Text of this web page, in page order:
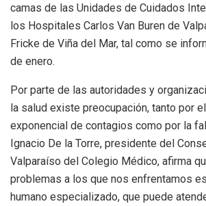
camas de las Unidades de Cuidados
los Hospitales Carlos Van Buren de
Fricke de Viña del Mar, tal como se
de enero.
Por parte de las autoridades y
la salud existe preocupación, tanto por
exponencial de contagios como por la
Ignacio De la Torre, presidente del
Valparaíso del Colegio Médico, afirma
problemas a los que nos enfrentamos
humano especializado, que puede